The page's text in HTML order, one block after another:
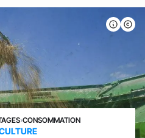
›CONSOMMATION